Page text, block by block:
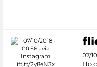
07/
Ho